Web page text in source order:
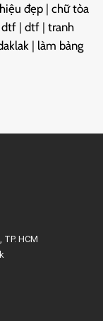
đẹp | chữ tòa
dtf | dtf | tranh
| làm bảng
HCM